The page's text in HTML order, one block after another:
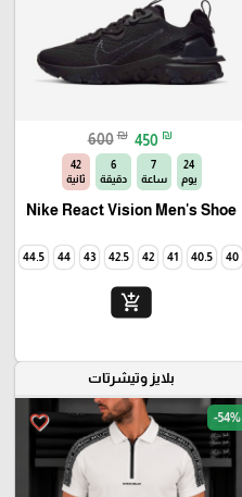
45
600 ₪ 450 ₪
24
يوم
7
ساعة
6
دقيقة
40
ثانية
Nike React Vision Men's Shoe
40
40.5
41
42
42.5
43
44
44.5
add_shopping_cart
بلايز وتيشرتات
favorite_border -54%